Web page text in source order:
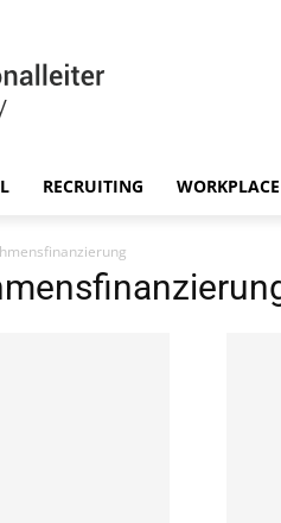
RECRUITING WORKPLACE